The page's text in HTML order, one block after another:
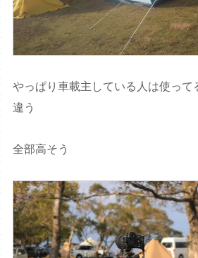
やっぱり車載主している人は使って
違う
全部高そう